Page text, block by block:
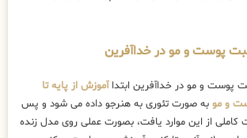
پوست و مو در خداآفرین
پوست و مو در خداآفرین ابتداآموزش از پایه تا
و مو به صورت تئوری به هنرجو داده می شود و پس
کاملی از این موارد یافت، بصورت عملی روی مدل زنده